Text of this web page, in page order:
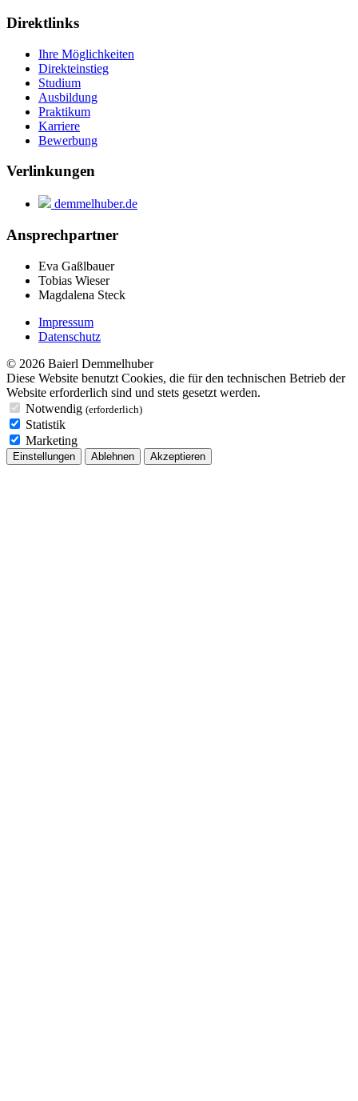
Direktlinks
Ihre Möglichkeiten
Direkteinstieg
Studium
Ausbildung
Praktikum
Karriere
Bewerbung
Verlinkungen
demmelhuber.de
Ansprechpartner
Eva Gaßlbauer
Tobias Wieser
Magdalena Steck
Impressum
Datenschutz
© 2026 Baierl Demmelhuber
Diese Website benutzt Cookies, die für den technischen Betrieb der
Website erforderlich sind und stets gesetzt werden.
Notwendig (erforderlich)
Statistik
Marketing
Einstellungen Ablehnen Akzeptieren